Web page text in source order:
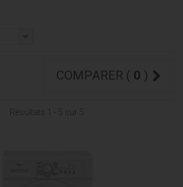
COMPARER ( 0 )
Résultats 1 - 5 sur 5.